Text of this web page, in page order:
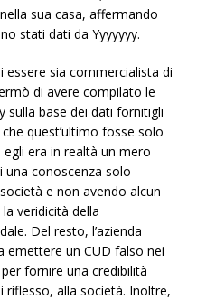
sua casa, affermando
stati dati da Yyyyyyy.
essere sia commercialista di
di avere compilato le
sulla base dei dati fornitigli
quest’ultimo fosse solo
era in realtà un mero
conoscenza solo
e non avendo alcun
veridicità della
Del resto, l’azienda
emettere un CUD falso nei
fornire una credibilità
riflesso, alla società. Inoltre,